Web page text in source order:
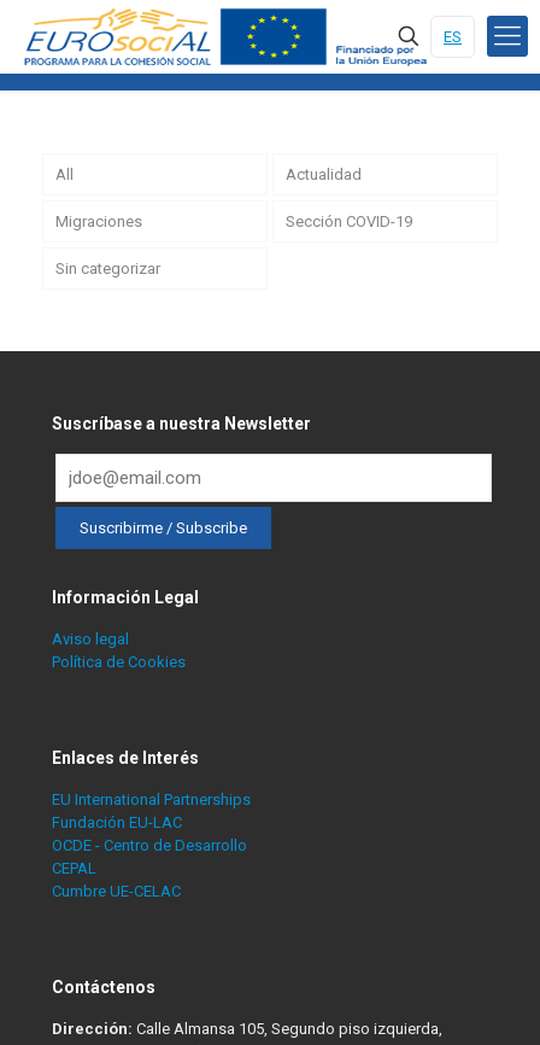
ES
All Actualidad
Migraciones Sección COVID-19
Sin categorizar
Suscríbase a nuestra Newsletter
Información Legal
Aviso legal
Política de Cookies
Enlaces de Interés
EU International Partnerships
Fundación EU-LAC
OCDE - Centro de Desarrollo
CEPAL
Cumbre UE-CELAC
Contáctenos
Dirección: Calle Almansa 105, Segundo piso izquierda,